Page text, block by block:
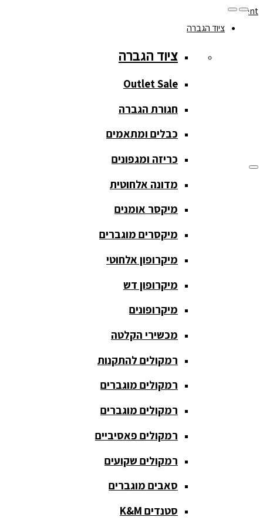
Skip to content
077-208-0290
מעקב הזמנות
ציוד הגברה
Outlet Sale
חגורת הגברה
כבלים
ומתאמים
כריזה
ומגפונים
מדונה
אלחוטית
מיקסר
מוגברים
מיקרופון
ציוד הגברה
ציוד הגברה
Outlet Sale
חגורת הגברה
כבלים ומתאמים
כריזה ומגפונים
מדונה אלחוטית
מיקסר אומנים
מיקסרים מוגברים
מיקרופון אלחוטי
מיקרופון דש
מיקרופונים
מכשירי הקלטה
רמקולים להתקנות
רמקולים מוגברים
רמקולים מוגברים
רמקולים פאסיביים
רמקולים שקועים
סאבים מוגברים
סטנדים K&M